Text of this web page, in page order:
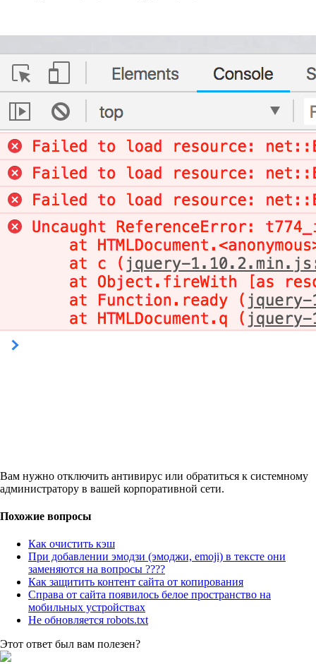
Вам нужно отключить антивирус или обратиться к системному
администратору в вашей корпоративной сети.
Похожие вопросы
Как очистить кэш
При добавлении эмодзи (эмоджи, emoji) в тексте они
заменяются на вопросы ????
Как защитить контент сайта от копирования
Справа от сайта появилось белое пространство на
мобильных устройствах
Не обновляется robots.txt
Этот ответ был вам полезен?